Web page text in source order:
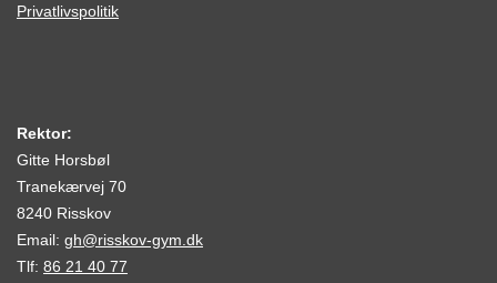
Privatlivspolitik
Rektor:
Gitte Horsbøl
Tranekærvej 70
8240 Risskov
Email: gh@risskov-gym.dk
Tlf: 86 21 40 77